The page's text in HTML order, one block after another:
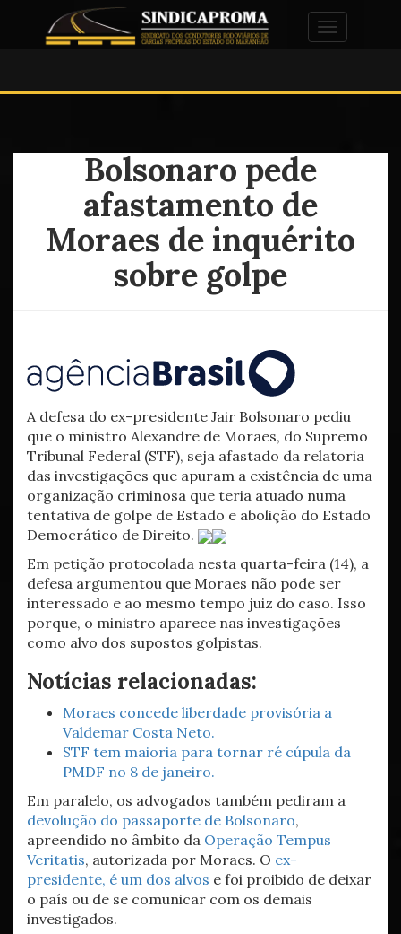
Alternar
Bolsonaro pede
afastamento de
Moraes de inquérito
sobre golpe
A defesa do ex-presidente Jair Bolsonaro pediu
que o ministro Alexandre de Moraes, do Supremo
Tribunal Federal (STF), seja afastado da relatoria
das investigações que apuram a existência de uma
organização criminosa que teria atuado numa
tentativa de golpe de Estado e abolição do Estado
Democrático de Direito.
Em petição protocolada nesta quarta-feira (14), a
defesa argumentou que Moraes não pode ser
interessado e ao mesmo tempo juiz do caso. Isso
porque, o ministro aparece nas investigações
como alvo dos supostos golpistas.
Notícias relacionadas:
Moraes concede liberdade provisória a
Valdemar Costa Neto.
STF tem maioria para tornar ré cúpula da
PMDF no 8 de janeiro.
Em paralelo, os advogados também pediram a
devolução do passaporte de Bolsonaro,
apreendido no âmbito da Operação Tempus
Veritatis, autorizada por Moraes. O ex-
presidente, é um dos alvos e foi proibido de deixar
o país ou de se comunicar com os demais
investigados.